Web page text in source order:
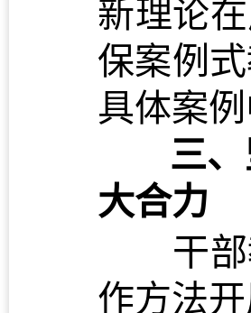
新理论
保案例
具体案
三
大合力
干部
作方法